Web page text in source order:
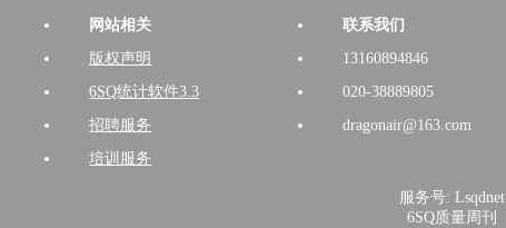
网站相关
版权声明
6SQ统计软件3.3
招聘服务
培训服务
联系我们
13160894846
020-38889805
dragonair@163.com
服务号: Lsqdnet
6SQ质量周刊